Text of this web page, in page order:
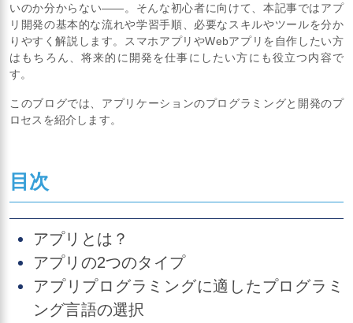
いのか分からない――。そんな初心者に向けて、本記事ではアプ
リ開発の基本的な流れや学習手順、必要なスキルやツールを分か
りやすく解説します。スマホアプリやWebアプリを自作したい方
はもちろん、将来的に開発を仕事にしたい方にも役立つ内容で
す。
このブログでは、アプリケーションのプログラミングと開発のプ
ロセスを紹介します。
目次
アプリとは？
アプリの2つのタイプ
アプリプログラミングに適したプログラミ
ング言語の選択